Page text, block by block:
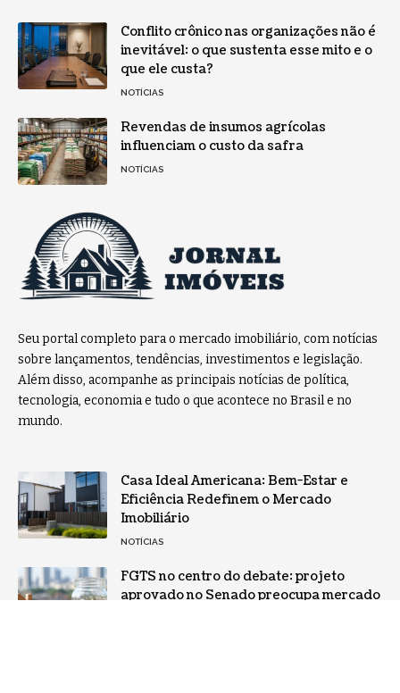
Conflito crônico nas organizações não é
inevitável: o que sustenta esse mito e o
que ele custa?
NOTÍCIAS
Revendas de insumos agrícolas
influenciam o custo da safra
NOTÍCIAS
Seu portal completo para o mercado imobiliário, com notícias
sobre lançamentos, tendências, investimentos e legislação.
Além disso, acompanhe as principais notícias de política,
tecnologia, economia e tudo o que acontece no Brasil e no
mundo.
Casa Ideal Americana: Bem-Estar e
Eficiência Redefinem o Mercado
Imobiliário
NOTÍCIAS
FGTS no centro do debate: projeto
aprovado no Senado preocupa mercado